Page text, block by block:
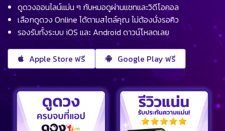
ดูดวงออนไลน์แม่น ๆ กับหมอดูผ่านแชทและวิดีโอคอล
เลือกดูดวง Online ได้ตามสไตล์คุณ ไม่ต้องนั่งรอคิว
รองรับทั้งระบบ iOS และ Android ดาวน์โหลดเลย
Apple Store ฟรี Google Play ฟรี